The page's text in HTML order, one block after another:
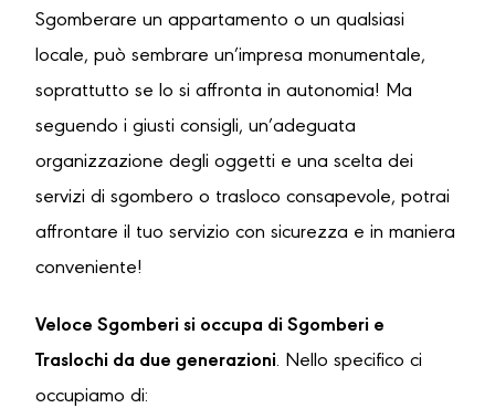
Sgomberare un appartamento o un qualsiasi
locale, può sembrare un’impresa monumentale,
soprattutto se lo si affronta in autonomia! Ma
seguendo i giusti consigli, un’adeguata
organizzazione degli oggetti e una scelta dei
servizi di sgombero o trasloco consapevole, potrai
affrontare il tuo servizio con sicurezza e in maniera
conveniente!
Veloce Sgomberi si occupa di Sgomberi e
Traslochi da due generazioni. Nello specifico ci
occupiamo di: